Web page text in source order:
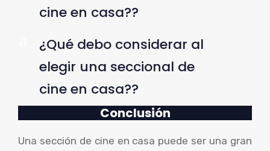
cine en casa??
¿Qué debo considerar al
elegir una seccional de
cine en casa??
Conclusión
Una sección de cine en casa puede ser una gran